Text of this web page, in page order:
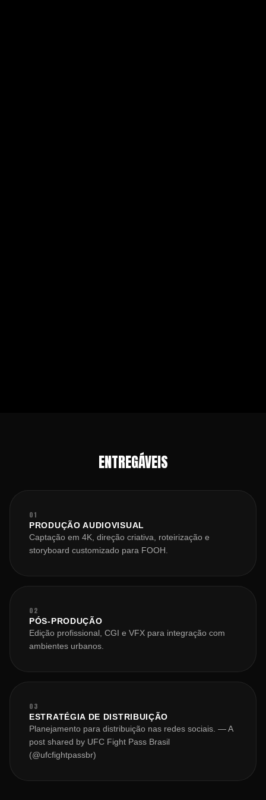
ENTREGÁVEIS
01
PRODUÇÃO AUDIOVISUAL
Captação em 4K, direção criativa, roteirização e
storyboard customizado para FOOH.
02
PÓS-PRODUÇÃO
Edição profissional, CGI e VFX para integração com
ambientes urbanos.
03
ESTRATÉGIA DE DISTRIBUIÇÃO
Planejamento para distribuição nas redes sociais. — A
post shared by UFC Fight Pass Brasil
(@ufcfightpassbr)